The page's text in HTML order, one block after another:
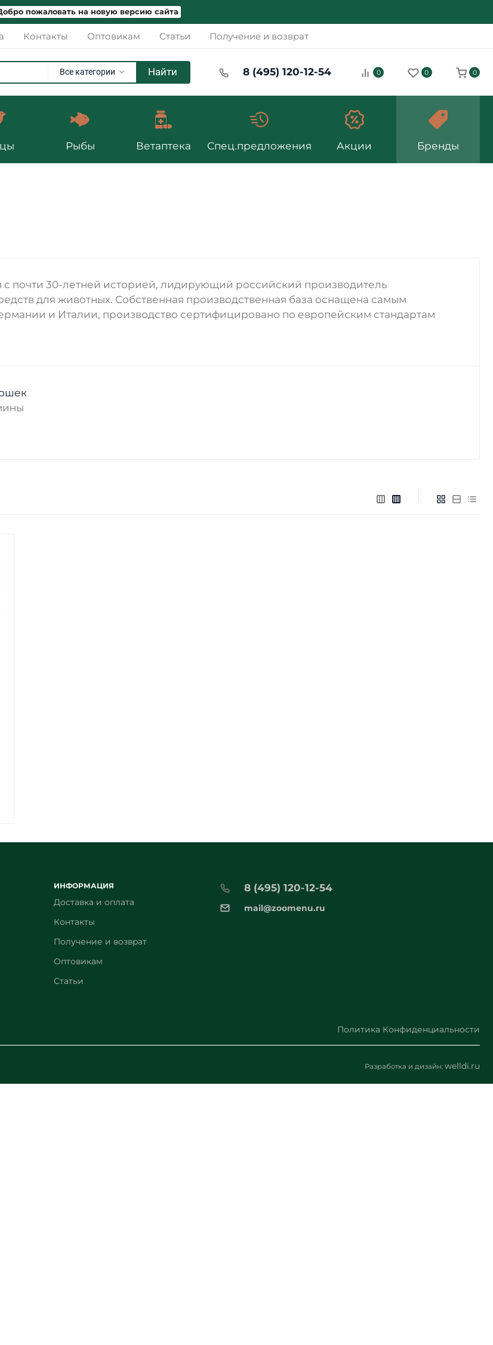
пожаловать на новую версию сайта
Контакты Оптовикам Статьи Получение и возврат
Все категории Найти 8 (495) 120-12-54 0 0 0
Рыбы Ветаптека Спец.предложения Акции Бренды
почти 30-летней историей, лидирующий российский производитель
для животных. Собственная производственная база оснащена самым
и Италии, производство сертифицировано по европейским стандартам
ИНФОРМАЦИЯ
Доставка и оплата
Контакты
Получение и возврат
Оптовикам
Статьи
8 (495) 120-12-54
mail@zoomenu.ru
Политика Конфиденциальности
Разработка и дизайн: welldi.ru